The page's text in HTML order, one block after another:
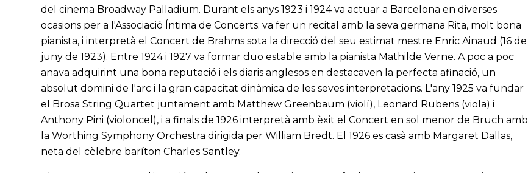
del cinema Broadway Palladium. Durant els anys 1923 i 1924 va actuar a Barcelona en diverses
ocasions per a l'Associació Íntima de Concerts; va fer un recital amb la seva germana Rita, molt bona
pianista, i interpretà el Concert de Brahms sota la direcció del seu estimat mestre Enric Ainaud (16 de
juny de 1923). Entre 1924 i 1927 va formar duo estable amb la pianista Mathilde Verne. A poc a poc
anava adquirint una bona reputació i els diaris anglesos en destacaven la perfecta afinació, un
absolut domini de l'arc i la gran capacitat dinàmica de les seves interpretacions. L'any 1925 va fundar
el Brosa String Quartet juntament amb Matthew Greenbaum (violí), Leonard Rubens (viola) i
Anthony Pini (violoncel), i a finals de 1926 interpretà amb èxit el Concert en sol menor de Bruch amb
la Worthing Symphony Orchestra dirigida per William Bredt. El 1926 es casà amb Margaret Dallas,
neta del cèlebre baríton Charles Santley.